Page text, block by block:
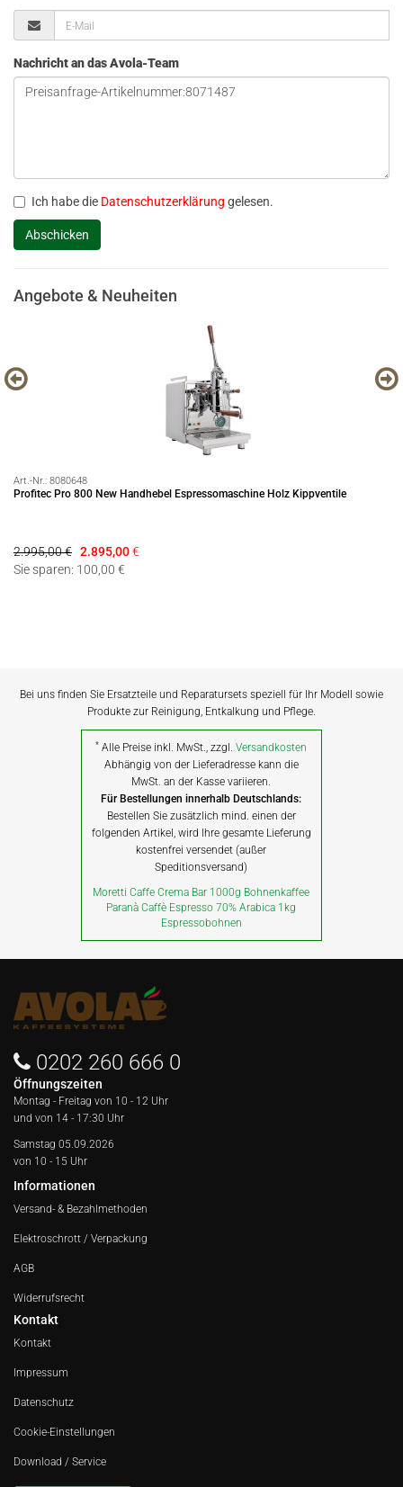
Nachricht an das Avola-Team
Ich habe die Datenschutzerklärung gelesen.
Angebote & Neuheiten
Art.-Nr.: 8080648
Profitec Pro 800 New Handhebel Espressomaschine Holz Kippventile
2.995,00 € 2.895,00€
Sie sparen: 100,00 €
Bei uns finden Sie Ersatzteile und Reparatursets speziell für Ihr Modell sowie
Produkte zur Reinigung, Entkalkung und Pflege.
* Alle Preise inkl. MwSt., zzgl.Versandkosten
Abhängig von der Lieferadresse kann die
MwSt. an der Kasse variieren.
Für Bestellungen innerhalb Deutschlands:
Bestellen Sie zusätzlich mind. einen der
folgenden Artikel, wird Ihre gesamte Lieferung
kostenfrei versendet (außer
Speditionsversand)
Moretti Caffe Crema Bar 1000g Bohnenkaffee
Paranà Caffè Espresso 70% Arabica 1kg
Espressobohnen
0202 260 666 0
Öffnungszeiten
Montag - Freitag von 10 - 12 Uhr
und von 14 - 17:30 Uhr
Samstag 05.09.2026
von 10 - 15 Uhr
Informationen
Versand- & Bezahlmethoden
Elektroschrott / Verpackung
AGB
Widerrufsrecht
Kontakt
Kontakt
Impressum
Datenschutz
Cookie-Einstellungen
Download / Service